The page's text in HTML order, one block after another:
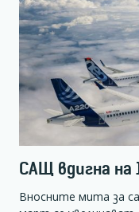
САЩ вдигна на
Вносните мита за